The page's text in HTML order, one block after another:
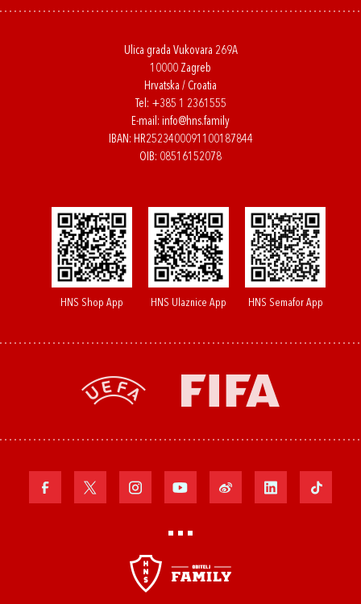
Ulica grada Vukovara 269A
10000 Zagreb
Hrvatska / Croatia
Tel: +385 1 2361555
E-mail: info@hns.family
IBAN: HR2523400091100187844
OIB: 08516152078
HNS Shop App HNS Ulaznice App HNS Semafor App